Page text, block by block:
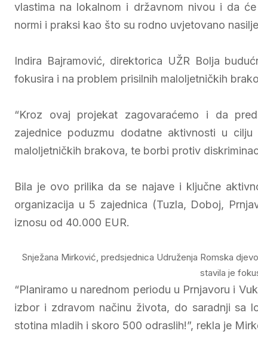
vlastima na lokalnom i državnom nivou i da
normi i praksi kao što su rodno uvjetovano
Indira Bajramović, direktorica UŽR Bolja
fokusira i na problem prisilnih maloljetničkih
“Kroz ovaj projekat zagovaraćemo i da
zajednice poduzmu dodatne aktivnosti u
maloljetničkih brakova, te borbi protiv
Bila je ovo prilika da se najave i ključne
organizacija u 5 zajednica (Tuzla, Doboj,
iznosu od 40.000 EUR.
Snježana Mirković, predsjednica Udruženja Romska
stavila je
“Planiramo u narednom periodu u Prnjavoru i
izbor i zdravom načinu života, do saradnji sa
stotina mladih i skoro 500 odraslih!”, rekla je